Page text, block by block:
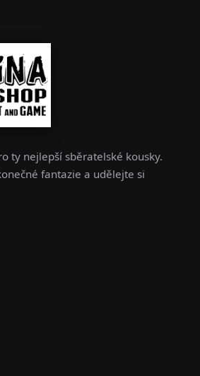
ty nejlepší sběratelské kousky.
fantazie a udělejte si